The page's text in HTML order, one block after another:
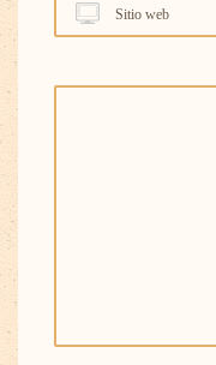
Sitio web